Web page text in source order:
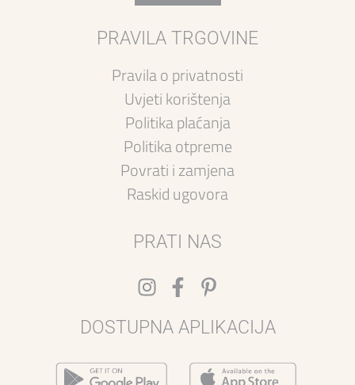
PRAVILA TRGOVINE
Pravila o privatnosti
Uvjeti korištenja
Politika plaćanja
Politika otpreme
Povrati i zamjena
Raskid ugovora
PRATI NAS
DOSTUPNA APLIKACIJA